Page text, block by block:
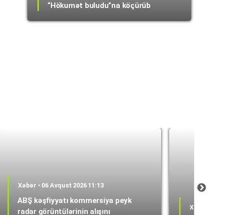
“Hökumət buludu”na köçürüb
Xəbər • 06 Avqust 2026 11:13
ABŞ kəşfiyyatı kommersiya peyk
radar görüntülərinin alışını
Xəbər • 06 Avqust